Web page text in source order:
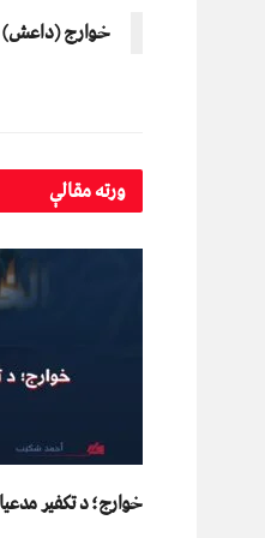
خوارج (داعش)
ورتهمقالې
خوارج؛ د تکفير